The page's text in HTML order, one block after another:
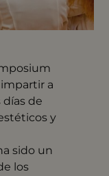
a
de
y
sido un
los